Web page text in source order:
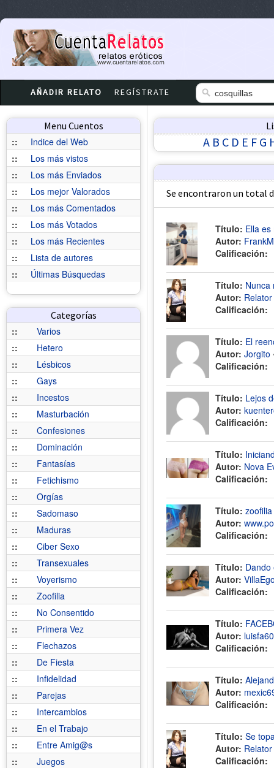
AÑADIR RELATO REGÍSTRATE
Menu Cuentos
::
Indice del Web
::
Los más vistos
::
Los más Enviados
::
Los mejor Valorados
::
Los más Comentados
::
Los más Votados
::
Los más Recientes
::
Lista de autores
::
Últimas Búsquedas
Categorías
::
Varios
::
Hetero
::
Lésbicos
::
Gays
::
Incestos
::
Masturbación
::
Confesiones
::
Dominación
::
Fantasías
::
Fetichismo
::
Orgías
::
Sadomaso
::
Maduras
::
Ciber Sexo
::
Transexuales
::
Voyerismo
::
Zoofilia
::
No Consentido
::
Primera Vez
::
Flechazos
::
De Fiesta
::
Infidelidad
::
Parejas
::
Intercambios
::
En el Trabajo
::
Entre Amig@s
::
Juegos
A B C D E F G
Se encontraron un total
Título: Ella es
Autor:
Calificación:
Título: Nunca
Autor:
Calificación:
Título: El
Autor: Jorgito
Calificación:
Título: Lejos
Autor:
Calificación:
Título:
Autor: Nova
Calificación:
Título:
Autor:
Calificación:
Título:
Autor:
Calificación:
Título:
Autor: luisfa60
Calificación:
Título:
Autor:
Calificación:
Título: Se
Autor:
Calificación: